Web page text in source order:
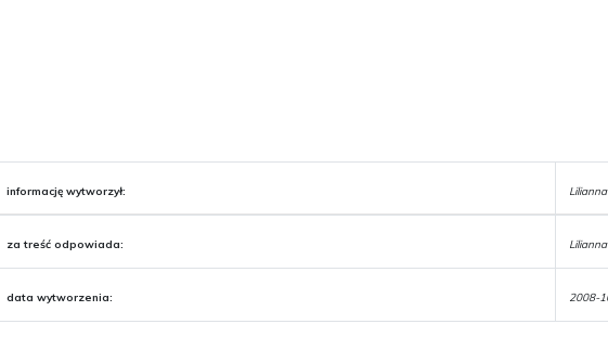
informację wytworzył:
za treść odpowiada:
data wytworzenia: 2008-